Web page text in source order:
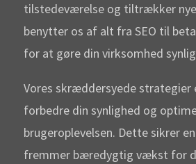
tilstedeværelse og tiltrækker nye
benytter os af alt fra SEO til
for at gøre din virksomhed
Vores skræddersyede strategier
forbedre din synlighed og
brugeroplevelsen. Dette sikrer
fremmer bæredygtig vækst for